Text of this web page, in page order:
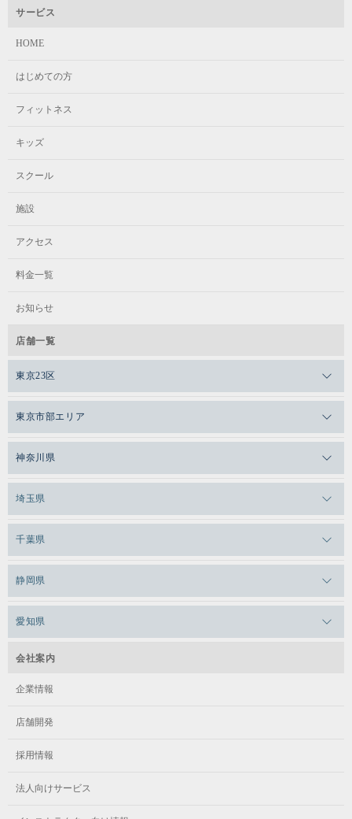
サービス
HOME
はじめての方
フィットネス
キッズ
スクール
施設
アクセス
料金一覧
お知らせ
店舗一覧
東京23区
メガロスルフレ恵比寿
メガロス日比谷シャンテ
メガロス田端
メガロスルフレ田端
メガロスキッズ錦糸町
メガロス葛飾
東京市部エリア
メガロス三鷹
メガロスルフレ三鷹
メガロスルフレ武蔵小金井
メガロス小平テニススクール
神奈川県
メガロス上永谷
メガロスルフレ上永谷
メガロス日吉
メガロス綱島
メガロスルフレ綱島
メガロス市ヶ尾
メガロス鷺沼
メガロスルフレ鷺沼
埼玉県
メガロスルフレ草加
千葉県
メガロス本八幡
静岡県
愛知県
メガロステラッセ納屋橋
メガロス千種
会社案内
企業情報
店舗開発
採用情報
法人向けサービス